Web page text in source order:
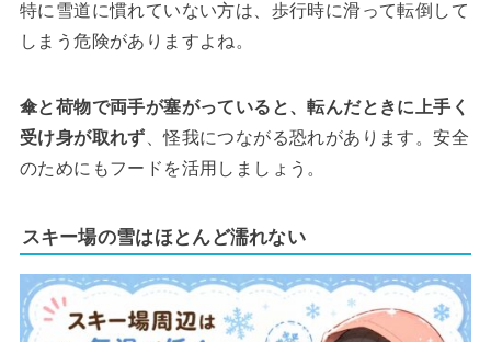
特に雪道に慣れていない方は、歩行時に滑って転倒して
しまう危険がありますよね。
傘と荷物で両手が塞がっていると、転んだときに上手く
受け身が取れず 、怪我につながる恐れがあります。安全
のためにもフードを活用しましょう。
スキー場の雪はほとんど濡れない